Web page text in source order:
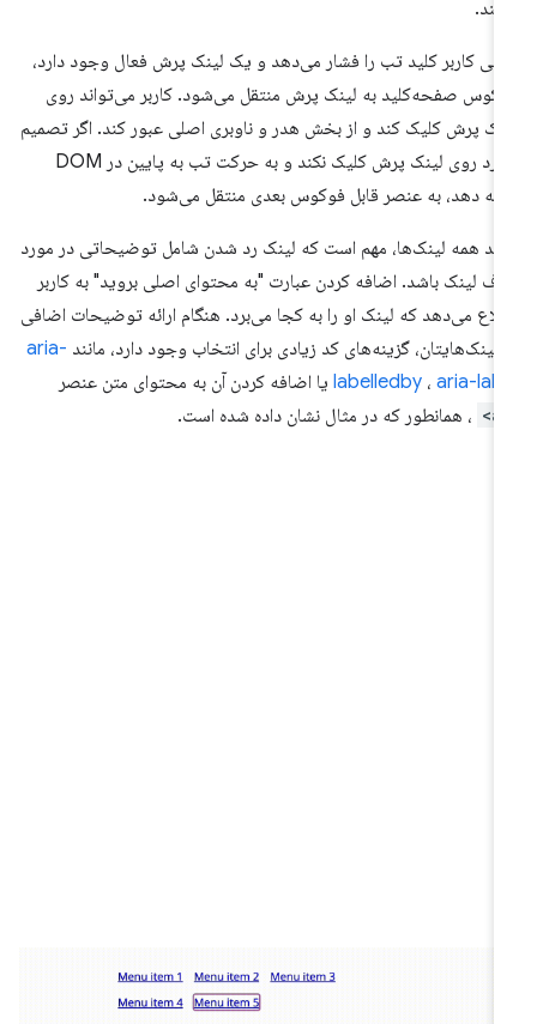
کاربر کلید تب را فشار می‌دهد و یک لینک پرش فعال وجود دارد،
صفحه‌کلید به لینک پرش منتقل می‌شود. کاربر می‌تواند روی
پرش کلیک کند و از بخش هدر و ناوبری اصلی عبور کند. اگر تصمیم
بگیرد روی لینک پرش کلیک نکند و به حرکت تب به پایین در DOM
دهد، به عنصر قابل فوکوس بعدی منتقل می‌شود.
همه لینک‌ها، مهم است که لینک رد شدن شامل توضیحاتی در مورد
لینک باشد. اضافه کردن عبارت "به محتوای اصلی بروید" به کاربر
می‌دهد که لینک او را به کجا می‌برد. هنگام ارائه توضیحات اضافی
لینک‌هایتان، گزینه‌های کد زیادی برای انتخاب وجود دارد، مانندaria-
labelledby،aria- یا اضافه کردن آن به محتوای متن عنصر
، همانطور که در مثال نشان داده شده است.